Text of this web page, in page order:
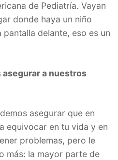
de Pediatría. Vayan
donde haya un niño
delante, eso es un
asegurar a nuestros
asegurar que en
equivocar en tu vida y en
problemas, pero le
más: la mayor parte de